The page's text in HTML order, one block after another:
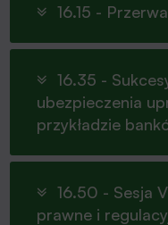
16.15 -
16.35 -
ubezpieczenia
przykładzie
16.50 - Sesja
prawne i